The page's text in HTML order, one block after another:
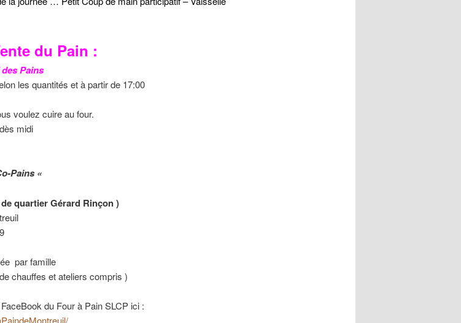
du Pain :
Pains
les quantités et à partir de 17:00
voulez cuire au four.
midi
Pains «
quartier Gérard Rinçon )
par famille
chauffes et ateliers compris )
du Four à Pain SLCP ici :